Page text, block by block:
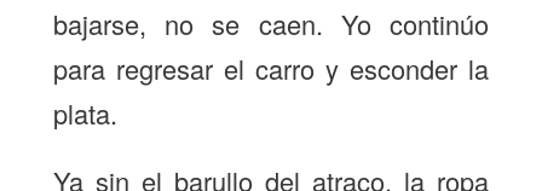
bajarse, no se caen. Yo continúo
para regresar el carro y esconder la
plata.
Ya sin el barullo del atraco, la ropa